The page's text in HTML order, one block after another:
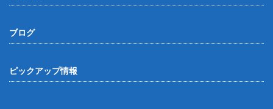
ブログ
ピックアップ情報